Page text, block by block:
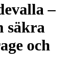
–
säkra
och